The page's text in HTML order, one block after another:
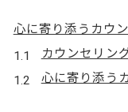
心に寄り添うカウ
カウンセリン
心に寄り添う